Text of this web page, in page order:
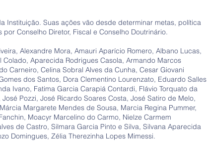
Instituição. Suas ações vão desde determinar metas, política
Conselho Diretor, Fiscal e Conselho Doutrinário.
Alexandre Mora, Amauri Aparício Romero, Albano Lucas,
Colado, Aparecida Rodrigues Casola, Armando Marcos
Carneiro, Celina Sobral Alves da Cunha, Cesar Giovani
dos Santos, Dora Clementino Lourenzato, Eduardo Salles
Ivano, Fatima Garcia Carapiá Contardi, Flávio Torquato da
Pozzi, José Ricardo Soares Costa, José Satiro de Melo,
Margarete Mendes de Sousa, Marcia Regina Pummer,
Moacyr Marcelino do Carmo, Nielze Carmem
de Castro, Silmara Garcia Pinto e Silva, Silvana Aparecida
Domingues, Zélia Therezinha Lopes Mimessi.